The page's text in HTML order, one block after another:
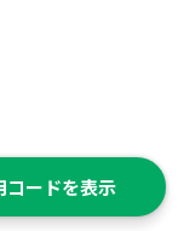
コードを表示